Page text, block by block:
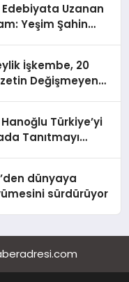
Uzanan
Yeşim Şahin
İşkembe, 20
Değişmeyen
Türkiye’yi
Tanıtmayı
dünyaya
sürdürüyor